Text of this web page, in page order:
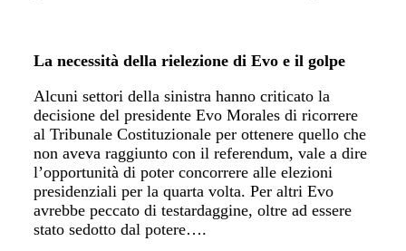
La necessità della rielezione di Evo e il golpe
Alcuni settori della sinistra hanno criticato la
decisione del presidente Evo Morales di ricorrere
al Tribunale Costituzionale per ottenere quello che
non aveva raggiunto con il referendum, vale a dire
l’opportunità di poter concorrere alle elezioni
presidenziali per la quarta volta. Per altri Evo
avrebbe peccato di testardaggine, oltre ad essere
stato sedotto dal potere….